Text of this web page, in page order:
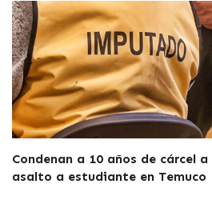
Condenan a 10 años de cárcel
asalto a estudiante en Temuco